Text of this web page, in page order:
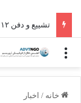
تشییع و دفن ۱۱۲ شهید در غزه پس از سه سال
منو
خانه / اخبار